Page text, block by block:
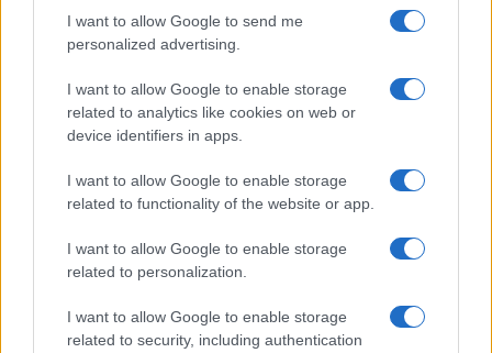
I want to allow Google to send me
personalized advertising.
I want to allow Google to enable storage
related to analytics like cookies on web or
device identifiers in apps.
I want to allow Google to enable storage
related to functionality of the website or app.
I want to allow Google to enable storage
related to personalization.
I want to allow Google to enable storage
related to security, including authentication
The Sharks